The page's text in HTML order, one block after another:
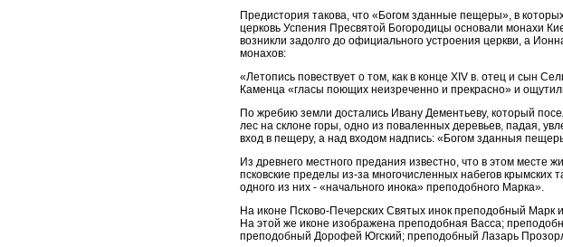
Предистория такова, что «Богом зданные пещеры», в
церковь Успения Пресвятой Богородицы основали монахи
возникли задолго до официального устроения церкви, а
монахов:
«Летопись повествует о том, как в конце ХIV в. отец и сын
Каменца «гласы поющих неизреченно и прекрасно» и
По жребию земли достались Ивану Дементьеву, который
лес на склоне горы, одно из поваленных деревьев, падая,
вход в пещеру, а над входом надпись: «Богом зданныя
Из древнего местного предания известно, что в этом
псковские пределы из-за многочисленных набегов
одного из них - «начального инока» преподобного Марка».
На иконе Псково-Печерских Святых инок преподобный
На этой же иконе изображена преподобная Васса;
преподобный Дорофей Югский; преподобный Лазарь